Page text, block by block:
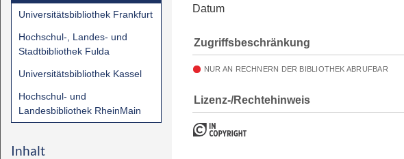
Universitätsbibliothek Frankfurt
Hochschul-, Landes- und
Stadtbibliothek Fulda
Universitätsbibliothek Kassel
Hochschul- und
Landesbibliothek RheinMain
Inhalt
Datum
Zugriffsbeschränkung
NUR AN RECHNERN DER BIBLIOTHEK ABRUFBAR
Lizenz-/Rechtehinweis